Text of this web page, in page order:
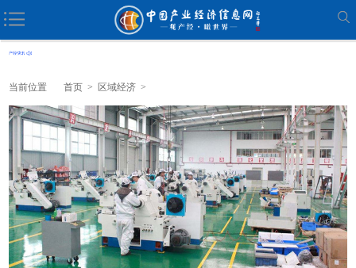
当前位置 首页 > 区域经济 >